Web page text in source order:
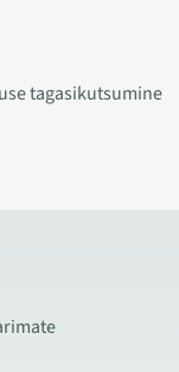
tagasikutsumine